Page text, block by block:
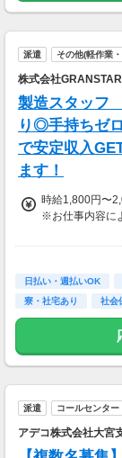
など
★短期2ヶ月～
派遣 その他(軽作業
株式会社
製造スタッフ
り◎手持ちゼ
で安定収入
ます！
時給1,800円〜
※お仕事内容に
＼最大時給
＜各種手当＞
・深夜手当：時
・休日出勤手当
当）
日払い・週払いOK
寮・社宅あり
社会
派遣 コールセンタ
アデコ株式会社大宮